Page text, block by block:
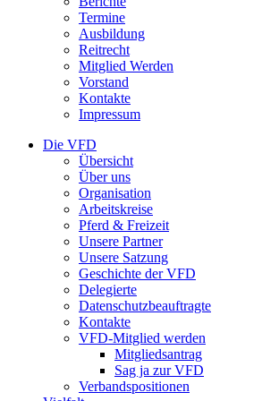
Termine
Ausbildung
Reitrecht
Mitglied Werden
Vorstand
Kontakte
Impressum
Die VFD
Übersicht
Über uns
Organisation
Arbeitskreise
Pferd & Freizeit
Unsere Partner
Unsere Satzung
Geschichte der VFD
Delegierte
Datenschutzbeauftragte
Kontakte
VFD-Mitglied werden
Mitgliedsantrag
Sag ja zur VFD
Verbandspositionen